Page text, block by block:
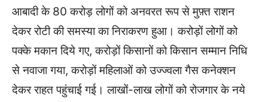
आबादी के 80 करोड़ लोगों को अनवरत रूप से मुफ़्त राशन
देकर रोटी की समस्या का निराकरण हुआ। करोड़ों लोगों को
पक्के मकान दिये गए, करोड़ों किसानों को किसान सम्मान निधि
से नवाजा गया, करोड़ों महिलाओं को उज्ज्वला गैस कनेक्शन
देकर राहत पहुंचाई गई। लाखों-लाख लोगों को रोजगार के नये